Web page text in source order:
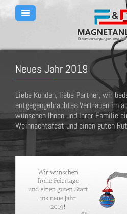
Neues Jahr 2019
Liebe Kunden, liebe Partner, wir
entgegengebrachtes Vertrauen im
wünschen Ihnen und Ihrer Familie
Weihnachtsfest und einen guten